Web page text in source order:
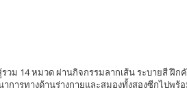
วม 14 หมวด ผ่านกิจกรรมลากเส้น ระบายสี ฝึก
ารทางด้านร่างกายและสมองทั้งสองซีกไปพร้